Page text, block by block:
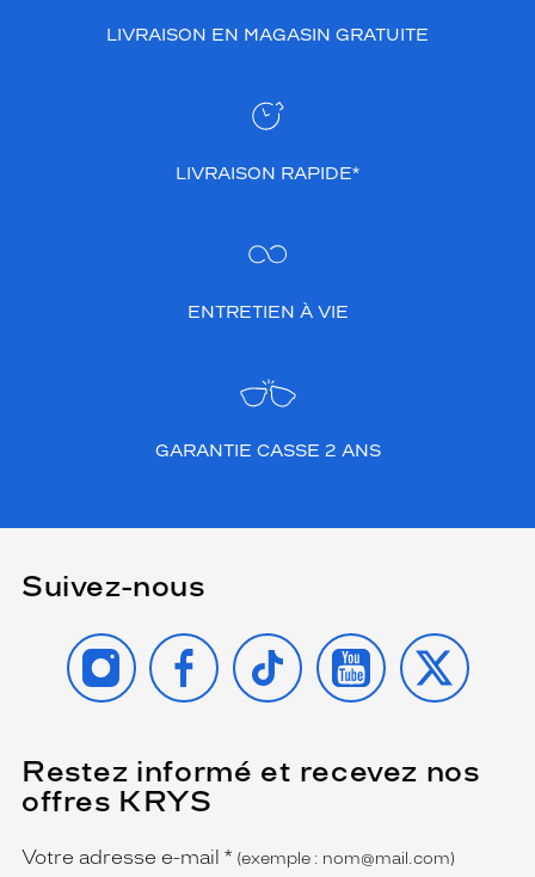
LIVRAISON EN MAGASIN GRATUITE
LIVRAISON RAPIDE*
ENTRETIEN À VIE
GARANTIE CASSE 2 ANS
Suivez-nous
INSTAGRAMFACEBOOK
TIKTOK YOUTUBE
X
Restez informé et recevez nos
offres KRYS
Name
Votre adresse e-mail *
(Ce
champ
est
obligatoire)
(exemple : nom@mail.com)